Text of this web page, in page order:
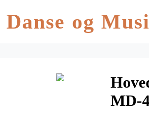
Danse og
MD-